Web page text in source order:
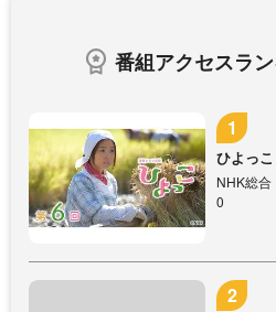
番組アクセスラン
ひよっこ
NHK総
0